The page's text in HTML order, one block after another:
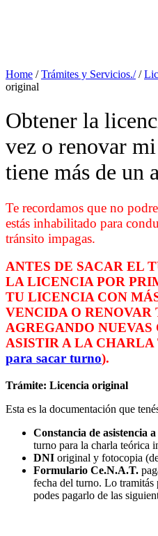
Home /Trámites y Servicios./ /
original
Obtener la
vez o renovar
tiene más de un
Te recordamos que no
estás inhabilitado para
tránsito impagas.
ANTES DE SACAR EL
LA LICENCIA POR
TU LICENCIA CON
VENCIDA O
AGREGANDO NUEVAS
ASISTIR A LA CHARLA
para sacar turno).
Trámite: Licencia original
Esta es la documentación que
Constancia de asistencia
turno para la charla teórica
DNI original y fotocopia
Formulario Ce.N.A.T.
fecha del turno. Lo tramitás
podes pagarlo de las